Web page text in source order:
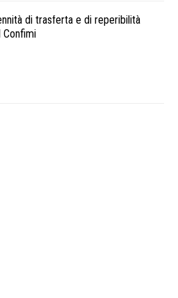
di trasferta e di reperibilità
Confimi